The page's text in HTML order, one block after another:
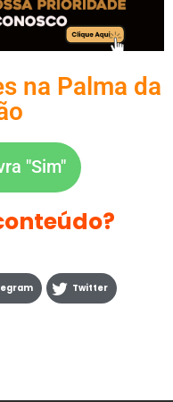
na Palma da
"Sim"
Twitter